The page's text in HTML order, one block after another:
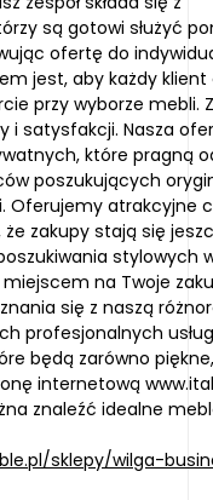
są gotowi służyć
ofertę do
jest, aby każdy klient
przy wyborze mebli.
i satysfakcji. Nasza
które pragną
poszukujących
Oferujemy atrakcyjne
zakupy stają się
stylowych
na Twoje
się z naszą
profesjonalnych
będą zarówno
internetową
znaleźć idealne
sklepy/wilga-